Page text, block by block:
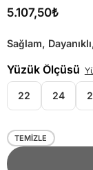
5.107,50₺
Sağlam,
Yüzük Ölçüsü
22 24
TEMIZLE